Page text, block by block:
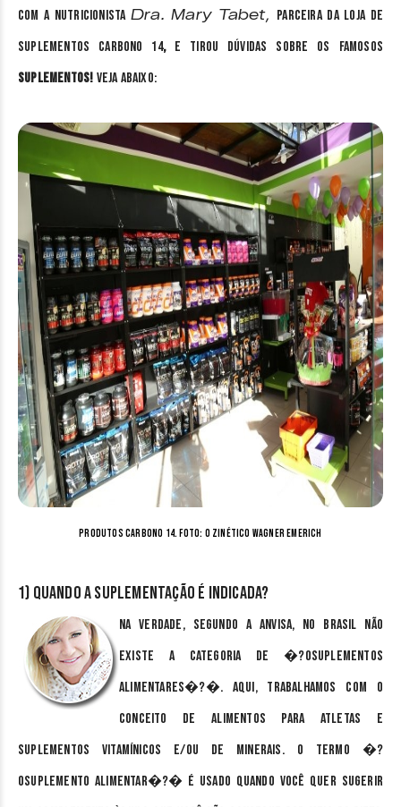
com a nutricionista Dra. Mary Tabet, parceira da loja de
suplementos Carbono 14, e tirou dúvidas sobre os famosos
SUPLEMENTOS! Veja abaixo:
Produtos Carbono 14. Foto: o Zinético Wagner Emerich
1) Quando a suplementação é indicada?
Na verdade, segundo a Anvisa, no Brasil não
existe a categoria de �?osuplementos
alimentares�?�. Aqui, trabalhamos com o
conceito de alimentos para atletas e
suplementos vitamínicos e/ou de minerais. O termo �?
osuplemento alimentar�?� é usado quando você quer sugerir